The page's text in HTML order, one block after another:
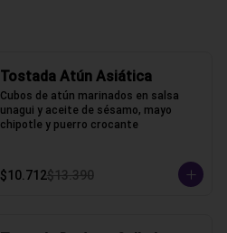
Tostada Atún Asiática
Cubos de atún marinados en salsa
unagui y aceite de sésamo, mayo
chipotle y puerro crocante
$10.712$13.390